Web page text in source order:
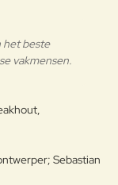
product tot
het beste
vakmensen.
Sebastian